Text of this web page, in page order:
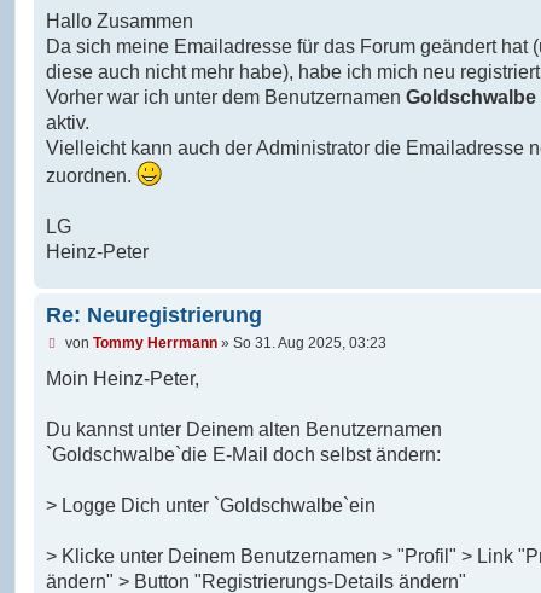
g
l
e
e
n
r
B
e
t
r
a
Hallo Zusammen
Da sich meine Emailadresse für das Forum geändert hat
diese auch nicht mehr habe), habe ich mich neu
Vorher war ich unter dem Benutzernamen Goldschwalbe
aktiv.
Vielleicht kann auch der Administrator die Emailadresse
zuordnen.
LG
Heinz-Peter
Re: Neuregistrierung
U
g
e
s
e
e
r
e
i
t
von Tommy Herrmann» So 31. Aug 2025, 03:23
Moin Heinz-Peter,
Du kannst unter Deinem alten Benutzernamen
`Goldschwalbe`die E-Mail doch selbst ändern:
> Logge Dich unter `Goldschwalbe`ein
> Klicke unter Deinem Benutzernamen > "Profil" > Link
ändern" > Button "Registrierungs-Details ändern"